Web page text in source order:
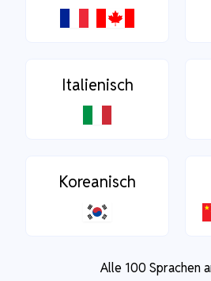
Italienisch
Koreanisch
Alle 100 Sprachen